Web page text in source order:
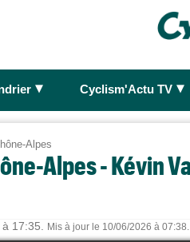
► Cyclism'Actu TV ►
Alpes
Alpes - Kévin
17:35. Mis à jour le 10/06/2026 à 07:38.